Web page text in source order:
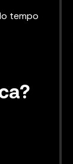
tempo